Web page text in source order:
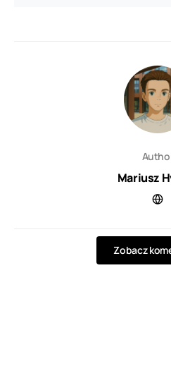
Mariusz
Zobacz